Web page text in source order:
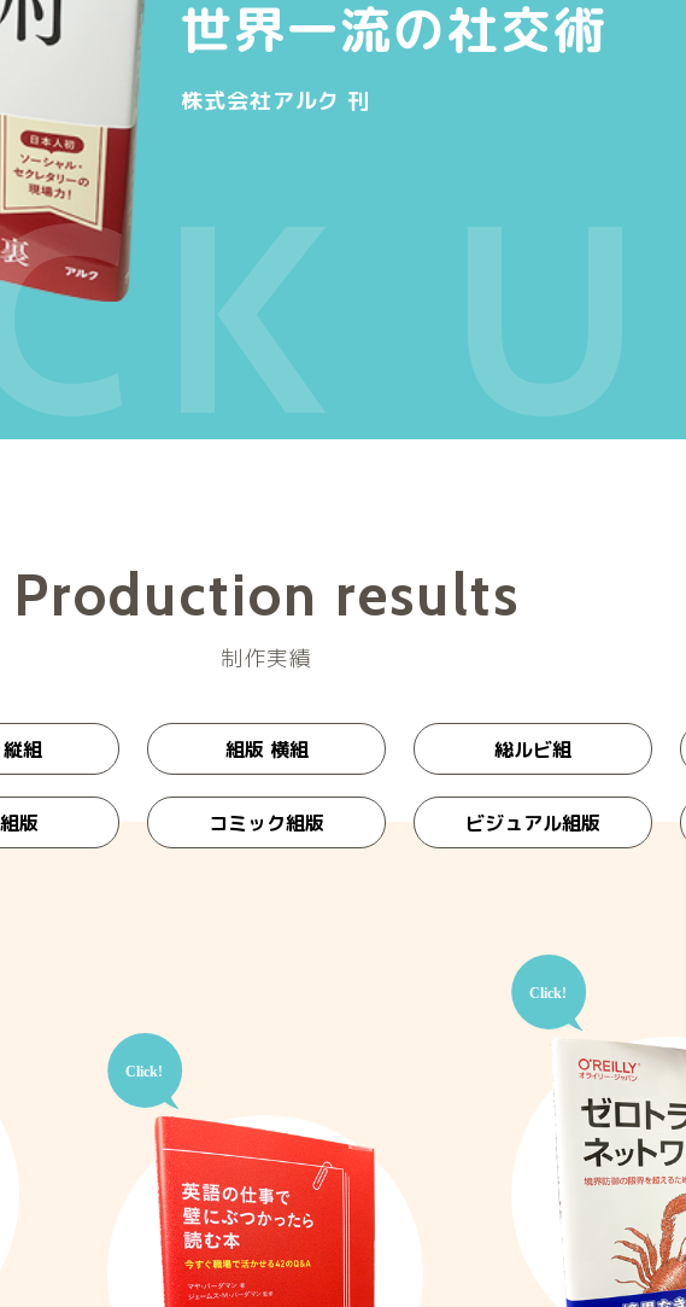
世界一流の社交術
株式会社アルク 刊
Production results
制作実績
組 組版 横組 総ルビ組
版 コミック組版 ビジュアル組版